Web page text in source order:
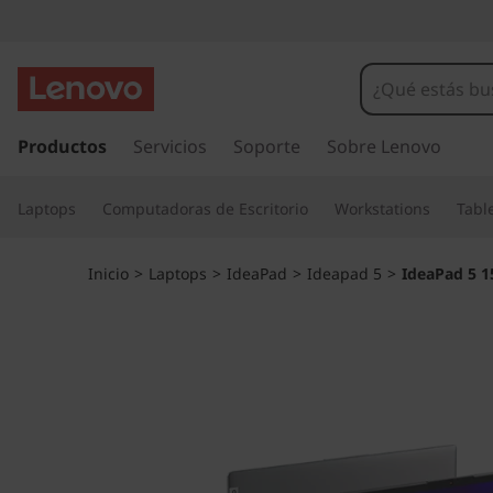
d
e
a
P
r
c
Productos Servicios Soporte Sobre Lenovo
Laptops Computadoras de Escritorio Workstations
Inicio > Laptops > IdeaPad > Ideapad 5 > IdeaPad 5